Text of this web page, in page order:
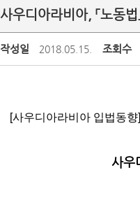
사우디아라비아, 「노동
작성일 2018.05.15. 조회수
[사우디아라비아 입법동향]
사우